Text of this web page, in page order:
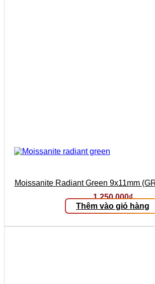
Moissanite Radiant Green 9x11mm
1.250.000₫
Thêm vào giỏ hàng